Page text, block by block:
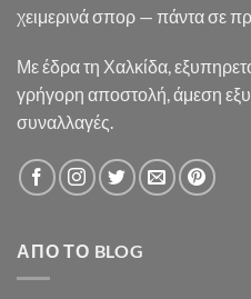
χειμερινά σπορ — πάντα σε
Με έδρα τη Χαλκίδα,
γρήγορη αποστολή, άμεση
συναλλαγές.
ΑΠΌ ΤΟ BLOG